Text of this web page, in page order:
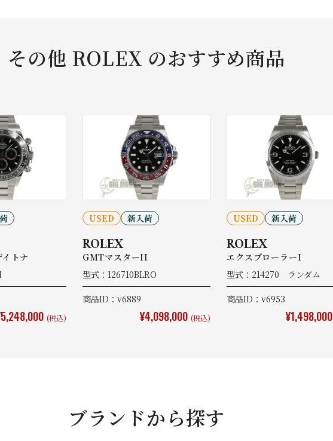
その他 ROLEX のおすすめ商品
トナ
(税込)
USED 新入荷
ROLEX
GMTマスターII
型式：126710BLRO
商品ID：v6889
¥4,098,000 (税込)
USED 新入荷
ROLEX
エクスプローラーI
型式：214270 ランダム
商品ID：v6953
¥1,498,000
ブランドから探す